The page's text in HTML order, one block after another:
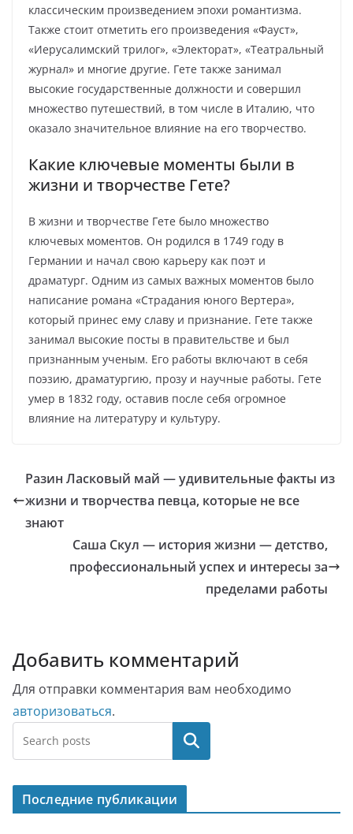
классическим произведением эпохи романтизма.
Также стоит отметить его произведения «Фауст»,
«Иерусалимский трилог», «Электорат», «Театральный
журнал» и многие другие. Гете также занимал
высокие государственные должности и совершил
множество путешествий, в том числе в Италию, что
оказало значительное влияние на его творчество.
Какие ключевые моменты были в
жизни и творчестве Гете?
В жизни и творчестве Гете было множество
ключевых моментов. Он родился в 1749 году в
Германии и начал свою карьеру как поэт и
драматург. Одним из самых важных моментов было
написание романа «Страдания юного Вертера»,
который принес ему славу и признание. Гете также
занимал высокие посты в правительстве и был
признанным ученым. Его работы включают в себя
поэзию, драматургию, прозу и научные работы. Гете
умер в 1832 году, оставив после себя огромное
влияние на литературу и культуру.
Разин Ласковый май — удивительные факты из
жизни и творчества певца, которые не все
знают
Саша Скул — история жизни — детство,
профессиональный успех и интересы за
пределами работы
Добавить комментарий
Для отправки комментария вам необходимо
авторизоваться.
Поиск
Последние публикации